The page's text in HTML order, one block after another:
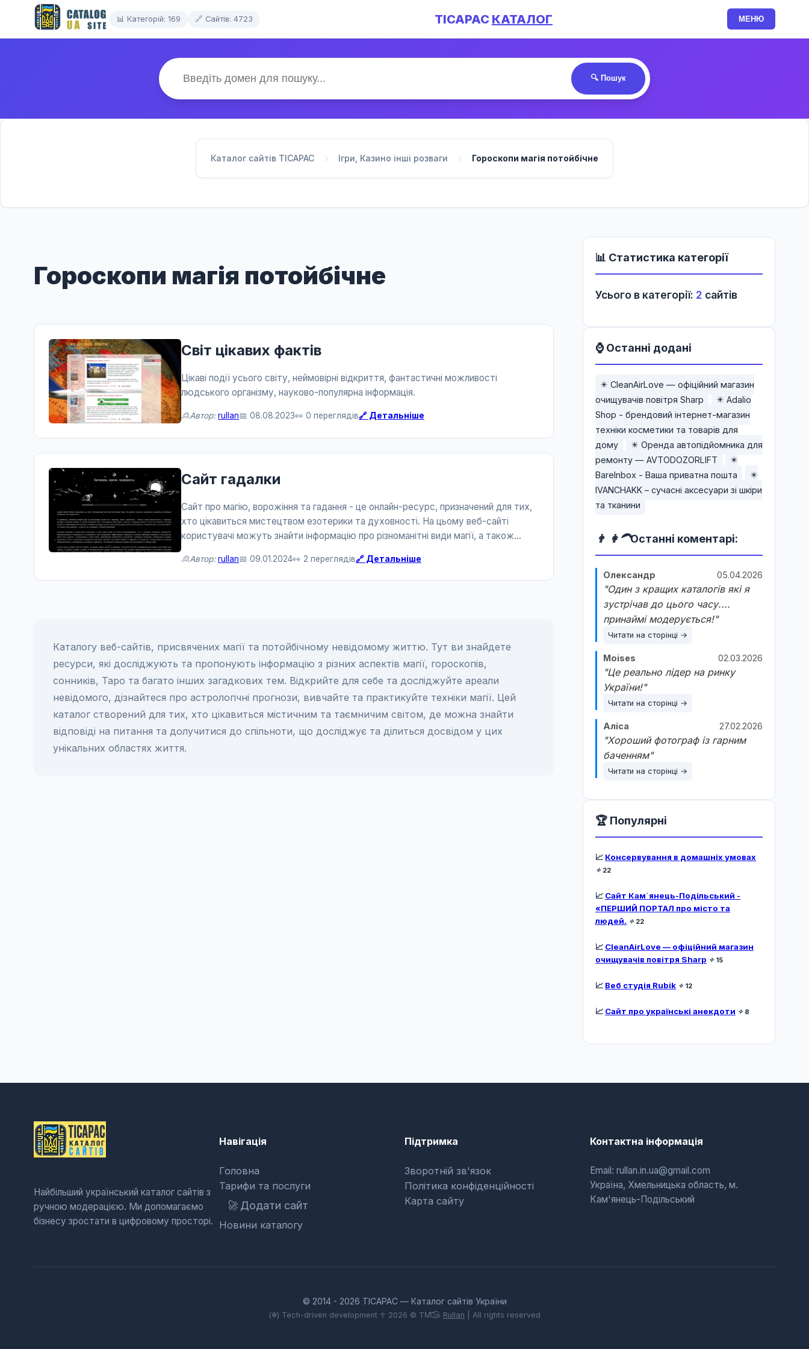
📊 Категорій: 169 🔗 Сайтів: 4723 TICAPAC КАТАЛОГ МЕНЮ
🔍 Пошук
Каталог сайтів TICAPAC Ігри, Казино інші розваги Гороскопи магія потойбічне
Гороскопи магія потойбічне
Світ цікавих фактів
Цікаві події усього світу, неймовірні відкриття, фантастичні можливості
людського організму, науково-популярна інформація.
🙎Автор: rullan📅 08.08.2023👀 0 переглядів🔗 Детальніше
Сайт гадалки
Сайт про магію, ворожіння та гадання - це онлайн-ресурс, призначений для тих,
хто цікавиться мистецтвом езотерики та духовності. На цьому веб-сайті
користувачі можуть знайти інформацію про різноманітні види магії, а також
🙎Автор: rullan📅 09.01.2024👀 2 переглядів🔗 Детальніше
Каталогу веб-сайтів, присвячених магії та потойбічному невідомому життю. Тут ви знайдете
ресурси, які досліджують та пропонують інформацію з різних аспектів магії, гороскопів,
сонників, Таро та багато інших загадкових тем. Відкрийте для себе та досліджуйте ареали
невідомого, дізнайтеся про астрологічні прогнози, вивчайте та практикуйте техніки магії. Цей
каталог створений для тих, хто цікавиться містичним та таємничим світом, де можна знайти
відповіді на питання та долучитися до спільноти, що досліджує та ділиться досвідом у цих
унікальних областях життя.
📊 Статистика категорії
Усього в категорії: 2 сайтів
⌚ Останні додані
✴️ CleanAirLove — офіційний магазин
очищувачів повітря Sharp
✴️ Adalio
Shop - брендовий інтернет-магазин
техніки косметики та товарів для
дому
✴️ Оренда автопідйомника для
ремонту — AVTODOZORLIFT
✴️
BareInbox - Ваша приватна пошта
✴️
IVANCHAKK – сучасні аксесуари зі шкіри
та тканини
👨 👩‍🦱Останні коментарі:
Олександр 05.04.2026
"Один з кращих каталогів які я
зустрічав до цього часу....
принаймі модерується!"
Читати на сторінці →
Moises 02.03.2026
"Це реально лідер на ринку
України!"
Читати на сторінці →
Аліса 27.02.2026
"Хороший фотограф із гарним
баченням"
Читати на сторінці →
🏆 Популярні
📈 Консервування в домашніх умовах
✧22
📈 Сайт Кам`янець-Подільський -
«ПЕРШИЙ ПОРТАЛ про місто та
людей. ✧22
📈 CleanAirLove — офіційний магазин
очищувачів повітря Sharp ✧15
📈 Веб студія Rubik ✧12
📈 Сайт про українські анекдоти ✧8
Найбільший український каталог сайтів з
ручною модерацією. Ми допомагаємо
бізнесу зростати в цифровому просторі.
Навігація
Головна
Тарифи та послуги
🚀Додати сайт
Новини каталогу
Підтримка
Зворотній зв'язок
Політика конфіденційності
Карта сайту
Контактна інформація
Email: rullan.in.ua@gmail.com
Україна, Хмельницька область, м.
Кам'янець-Подільський
© 2014 - 2026 TICAPAC — Каталог сайтів України
(☬) Tech-driven development ☥ 2026 © TM͡๏̯͡๏ Rullan | All rights reserved